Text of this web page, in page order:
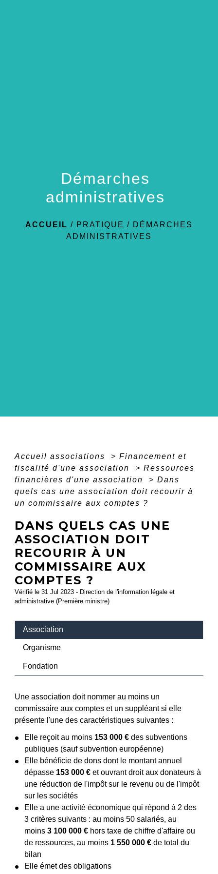
Démarches
administratives
ACCUEIL / PRATIQUE / DÉMARCHES
ADMINISTRATIVES
Accueil associations > Financement et
fiscalité d'une association
> Ressources
financières d'une association
> Dans
quels cas une association doit recourir à
un commissaire aux comptes ?
DANS QUELS CAS UNE
ASSOCIATION DOIT
RECOURIR À UN
COMMISSAIRE AUX
COMPTES ?
Vérifié le 31 Jul 2023 - Direction de l'information légale et
administrative (Première ministre)
Association
Organisme
Fondation
Une association doit nommer au moins un
commissaire aux comptes et un suppléant si elle
présente l'une des caractéristiques suivantes :
Elle reçoit au moins 153 000 € des subventions
publiques (sauf subvention européenne)
Elle bénéficie de dons dont le montant annuel
dépasse 153 000 € et ouvrant droit aux donateurs à
une réduction de l'impôt sur le revenu ou de l'impôt
sur les sociétés
Elle a une activité économique qui répond à 2 des
3 critères suivants : au moins 50 salariés, au
moins 3 100 000 € hors taxe de chiffre d'affaire ou
de ressources, au moins 1 550 000 € de total du
bilan
Elle émet des obligations